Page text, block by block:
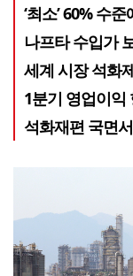
‘최소’ 60% 수
나프타 수입가
세계 시장 석화
1분기 영업이익
석화재편 국면